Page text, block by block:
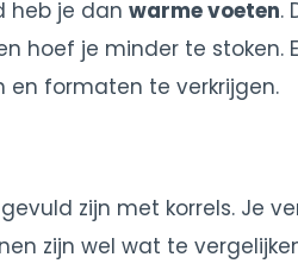
heb je dan warme voeten.
hoef je minder te stoken.
en formaten te verkrijgen.
zijn met korrels. Je
zijn wel wat te